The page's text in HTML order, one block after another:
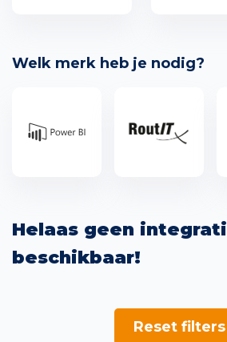
Portal
Welk merk heb je nodig?
Helaas geen
beschikbaar!
Reset filters